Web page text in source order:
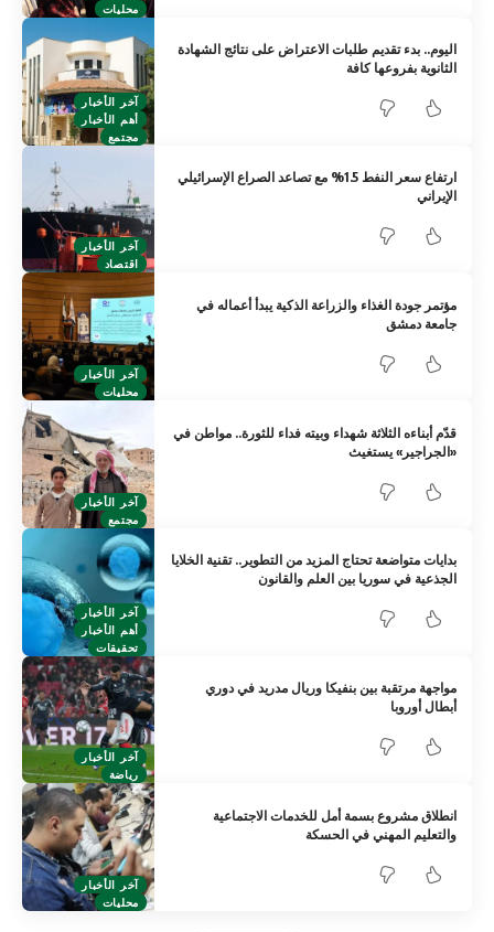
محليات
آخر الأخبار
أهم الأخبار
مجتمع
اليوم.. بدء تقديم طلبات الاعتراض على نتائج الشهادة
الثانوية بفروعها كافة
آخر الأخبار
اقتصاد
ارتفاع سعر النفط 1.5% مع تصاعد الصراع الإسرائيلي
الإيراني
آخر الأخبار
محليات
مؤتمر جودة الغذاء والزراعة الذكية يبدأ أعماله في
جامعة دمشق
آخر الأخبار
مجتمع
قدّم أبناءه الثلاثة شهداء وبيته فداء للثورة.. مواطن في
«الجراجير» يستغيث
آخر الأخبار
أهم الأخبار
تحقيقات
بدايات متواضعة تحتاج المزيد من التطوير.. تقنية الخلايا
الجذعية في سوريا بين العلم والقانون
آخر الأخبار
رياضة
مواجهة مرتقبة بين بنفيكا وريال مدريد في دوري
أبطال أوروبا
آخر الأخبار
محليات
انطلاق مشروع بسمة أمل للخدمات الاجتماعية
والتعليم المهني في الحسكة